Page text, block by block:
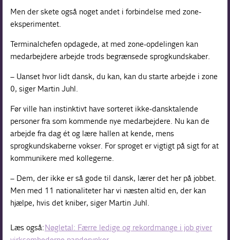
Men der skete også noget andet i forbindelse med zone-
eksperimentet.
Terminalchefen opdagede, at med zone-opdelingen kan
medarbejdere arbejde trods begrænsede sprogkundskaber.
– Uanset hvor lidt dansk, du kan, kan du starte arbejde i zone
0, siger Martin Juhl.
Før ville han instinktivt have sorteret ikke-dansktalende
personer fra som kommende nye medarbejdere. Nu kan de
arbejde fra dag ét og lære hallen at kende, mens
sprogkundskaberne vokser. For sproget er vigtigt på sigt for at
kommunikere med kollegerne.
– Dem, der ikke er så gode til dansk, lærer det her på jobbet.
Men med 11 nationaliteter har vi næsten altid en, der kan
hjælpe, hvis det kniber, siger Martin Juhl.
Læs også:Nøgletal: Færre ledige og rekordmange i job giver